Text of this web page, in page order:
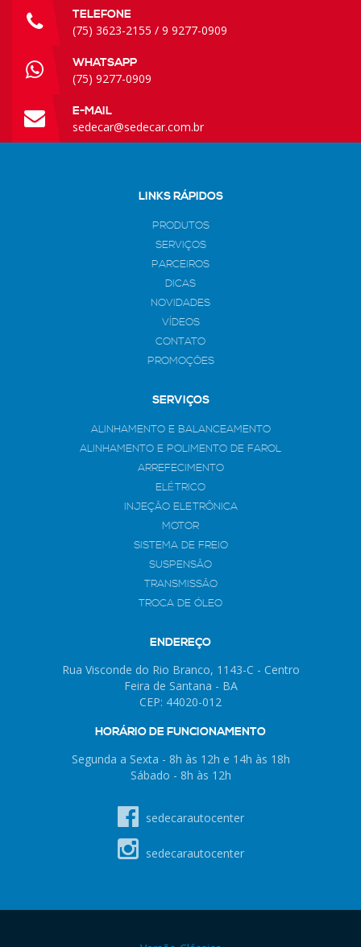
TELEFONE
(75) 3623-2155 / 9 9277-0909
WHATSAPP
(75) 9277-0909
E-MAIL
sedecar@sedecar.com.br
LINKS RÁPIDOS
PRODUTOS
SERVIÇOS
PARCEIROS
DICAS
NOVIDADES
VÍDEOS
CONTATO
PROMOÇÕES
SERVIÇOS
ALINHAMENTO E BALANCEAMENTO
ALINHAMENTO E POLIMENTO DE FAROL
ARREFECIMENTO
ELÉTRICO
INJEÇÃO ELETRÔNICA
MOTOR
SISTEMA DE FREIO
SUSPENSÃO
TRANSMISSÃO
TROCA DE ÓLEO
ENDEREÇO
Rua Visconde do Rio Branco, 1143-C - Centro
Feira de Santana - BA
CEP: 44020-012
HORÁRIO DE FUNCIONAMENTO
Segunda a Sexta - 8h às 12h e 14h às 18h
Sábado - 8h às 12h
sedecarautocenter
sedecarautocenter